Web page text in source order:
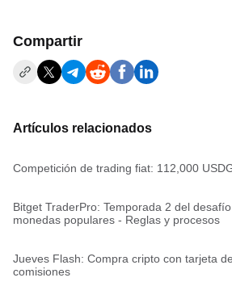
Compartir
Artículos relacionados
Competición de trading fiat: 112,000
Bitget TraderPro: Temporada 2 del
monedas populares - Reglas y procesos
Jueves Flash: Compra cripto con tarjeta
comisiones